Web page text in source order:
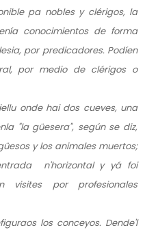
pa nobles y clérigos, la
conocimientos de forma
por predicadores. Podíen
por medio de clérigos o
onde hai dos cueves, una
"la güesera", según se diz,
y los animales muertos;
n'horizontal y yá foi
visites por profesionales
los conceyos. Dende'l